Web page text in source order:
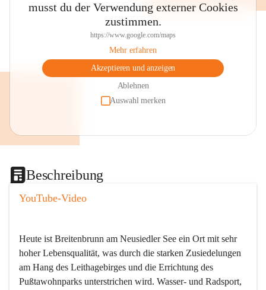
musst du der Verwendung externer Cookies
zustimmen.
https://www.google.com/maps
Mehr erfahren
Akzeptieren und anzeigen
Ablehnen
Auswahl merken
Beschreibung
YouTube-Video
Heute ist Breitenbrunn am Neusiedler See ein Ort mit sehr
hoher Lebensqualität, was durch die starken Zusiedelungen
am Hang des Leithagebirges und die Errichtung des
Pußtawohnparks unterstrichen wird. Wasser- und Radsport,